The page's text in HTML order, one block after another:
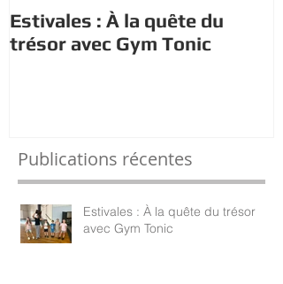
Estivales : À la quête du
trésor avec Gym Tonic
Publications récentes
Estivales : À la quête du trésor
avec Gym Tonic